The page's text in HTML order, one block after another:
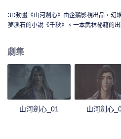
3D動畫《山河劍心》由企鵝影視出品，幻
夢溪石的小說《千秋》。一本武林祕籍的
劇集
山河劍心_01 山河劍心